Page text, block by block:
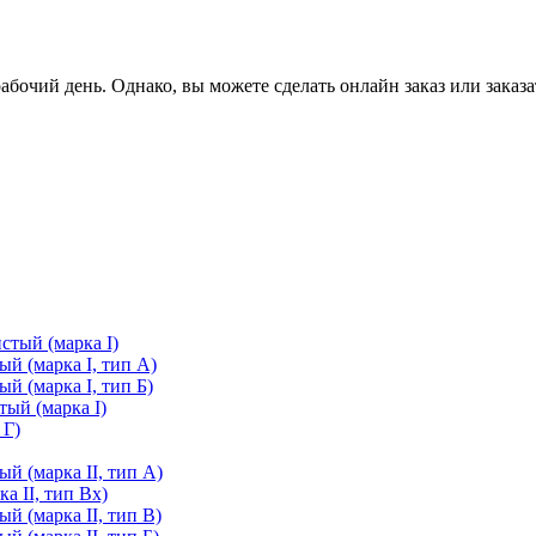
день. Однако, вы можете сделать онлайн заказ или
(марка I)
(марка I, тип А)
(марка I, тип Б)
(марка I)
Г)
(марка II, тип А)
II, тип Вх)
(марка II, тип В)